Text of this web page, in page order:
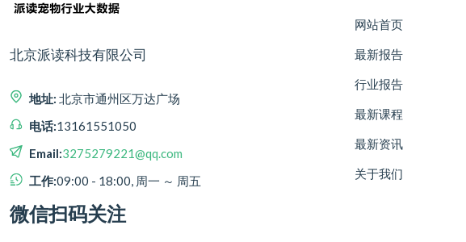
北京派读科技有限公司
地址: 北京市通州区万达广场
电话:13161551050
Email:3275279221@qq.com
工作:09:00 - 18:00, 周一 ～ 周五
网站首页
最新报告
行业报告
最新课程
最新资讯
关于我们
微信扫码关注